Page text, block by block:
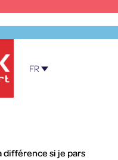
FR
différence si je pars